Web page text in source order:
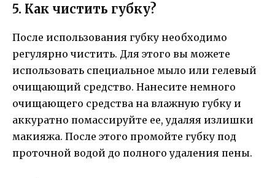
5. Как чистить губку?
После использования губку необходимо
регулярно чистить. Для этого вы можете
использовать специальное мыло или гелевый
очищающий средство. Нанесите немного
очищающего средства на влажную губку и
аккуратно помассируйте ее, удаляя излишки
макияжа. После этого промойте губку под
проточной водой до полного удаления пены.